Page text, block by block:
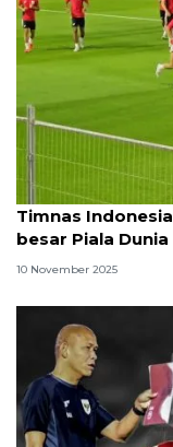
Timnas
besar Piala Dunia
10 November 2025